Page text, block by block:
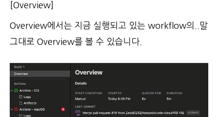
[Overview]
Overview에서는 지금 실행되고 있는 workflow의..말
그대로 Overview를 볼 수 있습니다.